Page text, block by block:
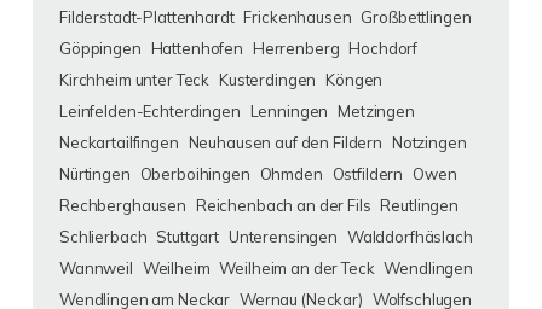
Filderstadt-Plattenhardt Frickenhausen Großbettlingen
Göppingen
Hattenhofen Herrenberg Hochdorf
Kirchheim unter Teck
Kusterdingen
Köngen
Leinfelden-Echterdingen
Lenningen
Metzingen
Neckartailfingen
Neuhausen auf den Fildern
Notzingen
Nürtingen
Oberboihingen Ohmden Ostfildern
Owen
Rechberghausen
Reichenbach an der Fils Reutlingen
Schlierbach Stuttgart Unterensingen Walddorfhäslach
Wannweil Weilheim Weilheim an der Teck Wendlingen
Wendlingen am Neckar Wernau (Neckar) Wolfschlugen